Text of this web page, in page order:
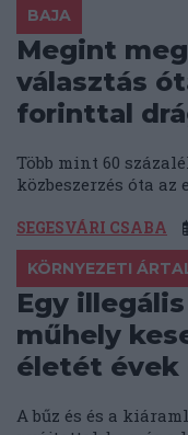
BAJA
Megint
választás
forinttal
Több mint 60
közbeszerzés óta az
SEGESVÁRI CSABA
KÖRNYEZETI
Egy
műhely
életét évek
A bűz és és a